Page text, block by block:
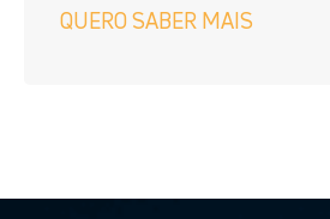
QUERO SABER MAIS